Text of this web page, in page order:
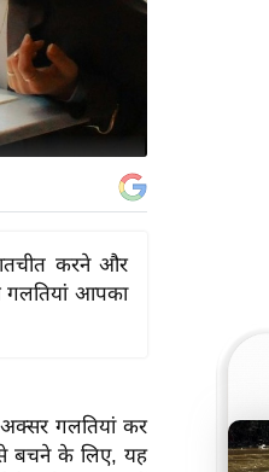
करने और
गलतियां आपका
गलतियां कर
से बचने के लिए, यह